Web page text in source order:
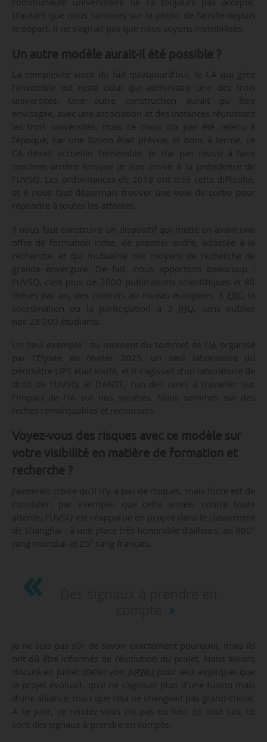
D’autant que nous sommes sur la photo de famille depuis
le départ. Il ne s’agirait pas que nous soyons invisibilisés.
Un autre modèle aurait-il été possible ?
La complexité vient du fait qu’aujourd’hui, le CA qui gère
l’ensemble est resté celui qui administre une des trois
universités. Une autre construction aurait pu être
envisagée, avec une association et des instances réunissant
les trois universités, mais ce choix n’a pas été retenu à
l’époque, car une fusion était prévue, et donc à terme, ce
CA devait accueillir l’ensemble. Je n’ai pas réussi à faire
machine arrière lorsque je suis arrivé à la présidence de
l’UVSQ. Les ordonnances de 2018 ont créé cette difficulté,
et il nous faut désormais trouver une voie de sortie pour
répondre à toutes les attentes.
Il nous faut construire un dispositif qui mette en avant une
offre de formation riche, de premier ordre, adossée à la
recherche, et qui mutualise des moyens de recherche de
grande envergure. De fait, nous apportons beaucoup :
l’UVSQ, c’est plus de 2000 publications scientifiques et 80
thèses par an, des contrats au niveau européen, 3 ERC
, la
coordination ou la participation à 3
, sans oublier
nos 23 000 étudiants.
Un seul exemple : au moment du sommet de l’ IA organisé
par l’Élysée en février 2025, un seul laboratoire du
périmètre UPS était invité, et il s’agissait d’un laboratoire de
droit de l’UVSQ, le DANTE, l’un des rares à travailler sur
l’impact de l’IA sur nos sociétés. Nous sommes sur des
niches remarquables et reconnues.
Voyez-vous des risques avec ce modèle sur
votre visibilité en matière de formation et
recherche ?
J’aimerais croire qu’il n’y a pas de risques, mais force est de
constater, par exemple, que cette année, contre toute
attente, l’UVSQ est réapparue en propre dans le classement
de Shanghai - à une place très honorable d’ailleurs, au 800
rang mondial et 25 rang français.
Je ne suis pas sûr de savoir exactement pourquoi, mais ils
ont dû être informés de l’évolution du projet. Nous avions
discuté en juillet d’aller voir
ARWU
pour leur expliquer que
le projet évoluait, qu’il ne s’agissait plus d’une fusion mais
d’une alliance, mais que cela ne changeait pas grand-chose.
A ce jour, ce rendez-vous n’a pas eu lieu. En tout cas, ce
sont des signaux à prendre en compte.